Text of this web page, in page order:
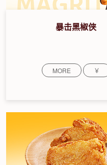
暴击黑椒侠
MORE ￥